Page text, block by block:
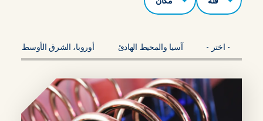
- اختر - آسيا والمحيط الهادئ أوروبا، الشرق الأوسط،